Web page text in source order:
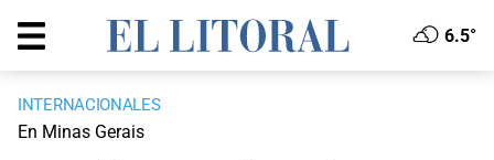
6.5°
INTERNACIONALES
En Minas Gerais